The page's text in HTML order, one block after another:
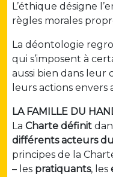
L’éthique désigne
règles morales
La déontologie
qui s’imposent à
aussi bien dans
leurs actions
LA FAMILLE DU
La Charte définit
différents acteurs du
principes de la
– les pratiquants, les